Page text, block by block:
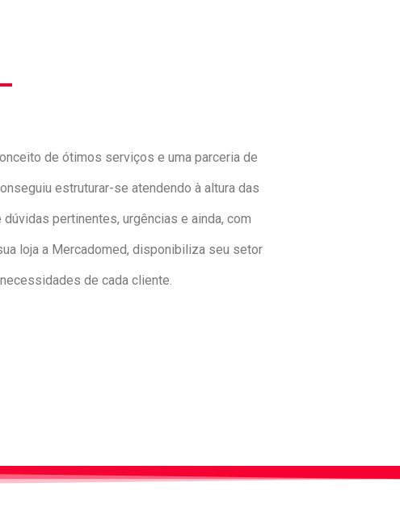
de ótimos serviços e uma parceria de
estruturar-se atendendo à altura das
pertinentes, urgências e ainda, com
loja a Mercadomed, disponibiliza seu setor
de cada cliente.